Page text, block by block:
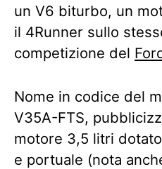
un V6 biturbo, un
il 4Runner sullo
competizione del
Nome in codice del
V35A-FTS,
motore 3,5 litri
e portuale (nota